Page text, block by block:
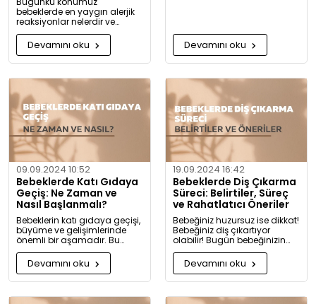
bebeklerde en yaygın alerjik
reaksiyonlar nelerdir ve
alerjiye karşı nasıl önlem
alınabilir? Artık alerjiye karşı
daha bilgili olacaksınız!
Devamını oku Devamını oku
09.09.2024 10:52
Bebeklerde Katı Gıdaya
Geçiş: Ne Zaman ve
Nasıl Başlanmalı?
Bebeklerin katı gıdaya geçişi,
büyüme ve gelişimlerinde
önemli bir aşamadır. Bu
konuda bilmeniz gerekenleri
detaylıca anlattık!
Devamını oku
19.09.2024 16:42
Bebeklerde Diş Çıkarma
Süreci: Belirtiler, Süreç
ve Rahatlatıcı Öneriler
Bebeğiniz huzursuz ise dikkat!
Bebeğiniz diş çıkartıyor
olabilir! Bugün bebeğinizin
diş çıkarma belirtilerini ve sizi
rahatlatacak önerileri
paylaşıyoruz.
Devamını oku